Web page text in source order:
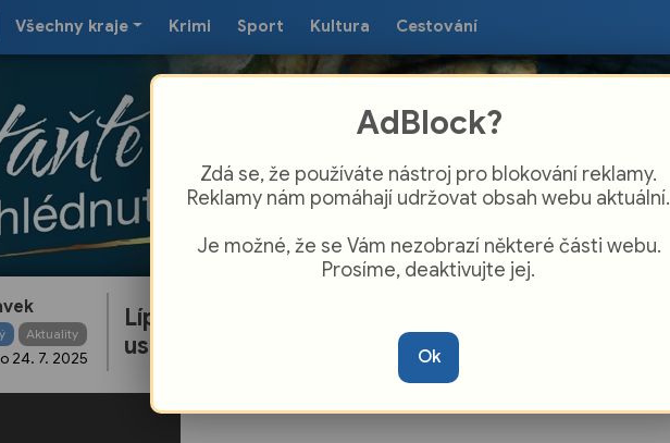
Všechny kraje Krimi Sport Kultura Cestování
Aktuality
24. 7. 2025
Lípa Poustevník z Dětřichova na Jesenicku
usiluje o titul Strom roku
AdBlock?
Zdá se, že používáte nástroj pro blokování reklamy.
Reklamy nám pomáhají udržovat obsah webu aktuální.
Je možné, že se Vám nezobrazí některé části webu.
Prosíme, deaktivujte jej.
Ok